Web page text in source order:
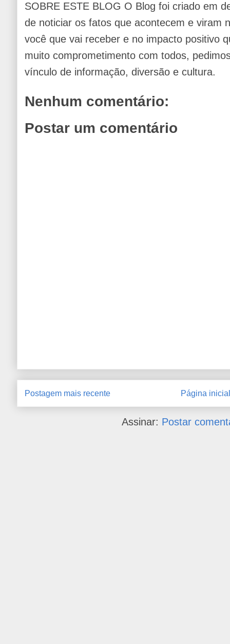
SOBRE ESTE BLOG O Blog foi criado em
de noticiar os fatos que acontecem e viram
você que vai receber e no impacto positivo
muito comprometimento com todos,
vínculo de informação, diversão e cultura.
Nenhum comentário:
Postar um comentário
Postagem mais recente Página inicial
Assinar: Postar